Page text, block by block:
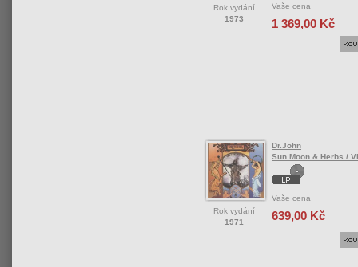
Rok vydání
1973
Vaše cena
1 369,00 Kč
Rok vydání
1971
Dr.John
Sun Moon & Herbs /
Vaše cena
639,00 Kč